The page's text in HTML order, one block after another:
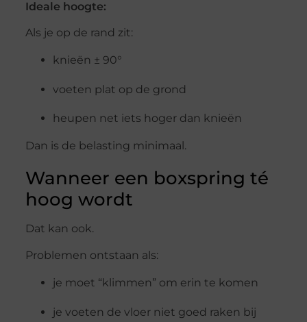
Ideale hoogte:
Als je op de rand zit:
knieën ± 90°
voeten plat op de grond
heupen net iets hoger dan knieën
Dan is de belasting minimaal.
Wanneer een boxspring té
hoog wordt
Dat kan ook.
Problemen ontstaan als:
je moet “klimmen” om erin te komen
je voeten de vloer niet goed raken bij